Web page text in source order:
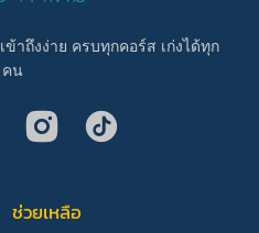
ข้าถึงง่าย ครบทุกคอร์ส เก่งได้ทุก
คน
ช่วยเหลือ